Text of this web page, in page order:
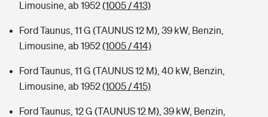
Limousine, ab 1952(1005 / 413)
Ford Taunus, 11 G (TAUNUS 12 M), 39 kW, Benzin,
Limousine, ab 1952(1005 / 414)
Ford Taunus, 11 G (TAUNUS 12 M), 40 kW, Benzin,
Limousine, ab 1952(1005 / 415)
Ford Taunus, 12 G (TAUNUS 12 M), 39 kW, Benzin,